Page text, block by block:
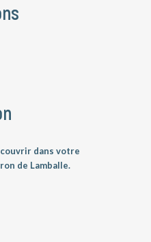
dans votre
de Lamballe.